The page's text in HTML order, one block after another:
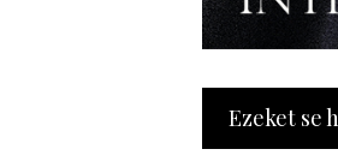
Ezeket se